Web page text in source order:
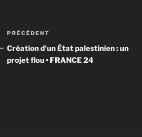
Navigation
de
l’article
Article
précédent
PRÉCÉDENT
Création d’un État palestinien : un
projet flou • FRANCE 24